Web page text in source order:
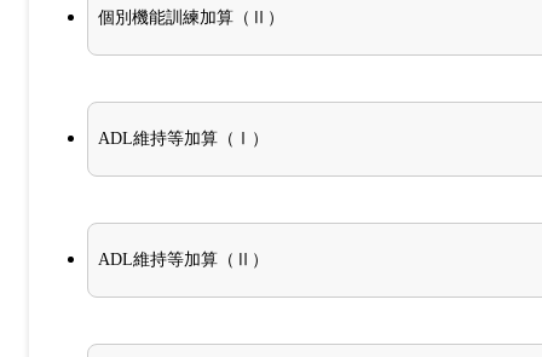
個別機能訓練加算（Ⅱ）
ADL維持等加算（Ⅰ）
ADL維持等加算（Ⅱ）